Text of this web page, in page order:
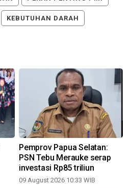
KEBUTUHAN DARAH
Pemprov Papua Selatan:
PSN Tebu Merauke serap
investasi Rp85 triliun
09 August 2026 10:33 WIB